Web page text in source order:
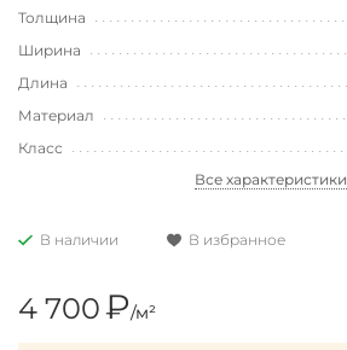
Толщина
Ширина
Длина
Материал
Класс
Все характеристики
В наличии В избранное
4 700₽/м²